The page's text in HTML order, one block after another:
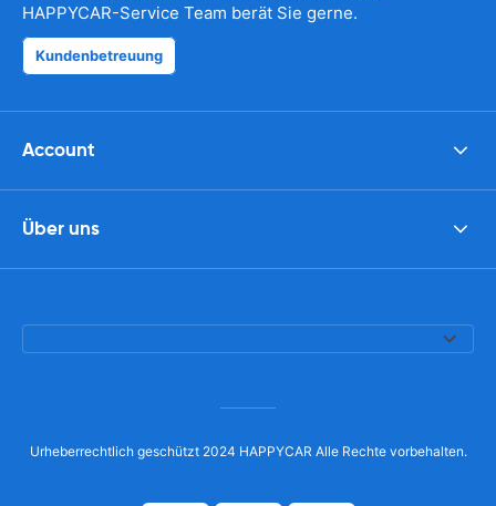
HAPPYCAR-Service Team berät Sie gerne.
Kundenbetreuung
Account
Über uns
Urheberrechtlich geschützt 2024 HAPPYCAR Alle Rechte vorbehalten.